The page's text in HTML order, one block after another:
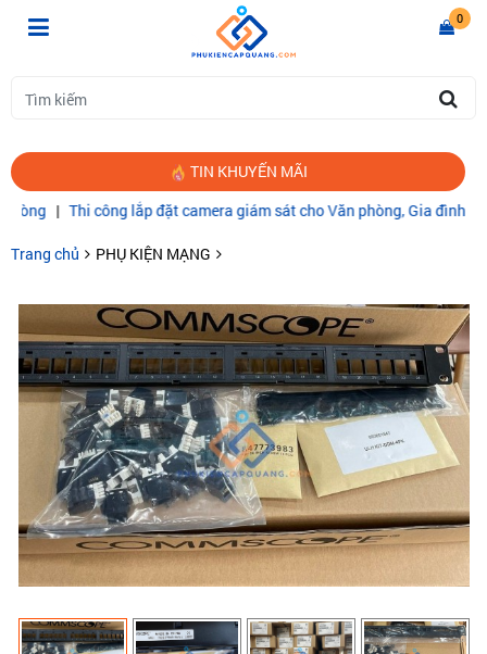
0
TIN KHUYẾN MÃI
Thi công lắp đặt camera giám sát cho Văn phòng, Gia đình|CÁP
Trang chủ PHỤ KIỆN MẠNG